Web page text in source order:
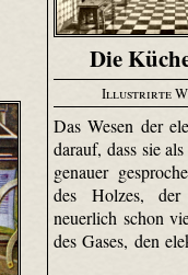
Die
Illustrirte
Das Wesen der
darauf, dass sie
genauer
des Holzes,
neuerlich schon
des Gases, den